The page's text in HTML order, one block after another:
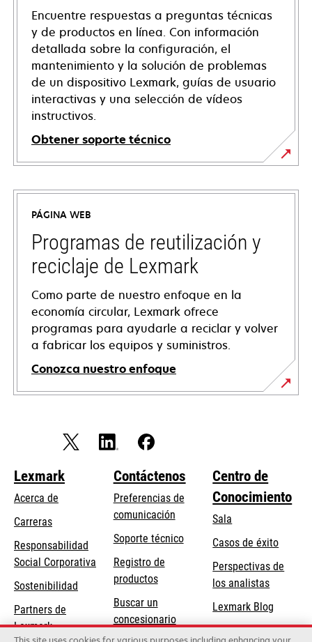
Encuentre respuestas a preguntas técnicas
y de productos en línea. Con información
detallada sobre la configuración, el
mantenimiento y la solución de problemas
de un dispositivo Lexmark, guías de usuario
interactivas y una selección de vídeos
instructivos.
Obtener soporte técnico
opens
in
new
tab
PÁGINA WEB
Programas de reutilización y
reciclaje de Lexmark
Como parte de nuestro enfoque en la
economía circular, Lexmark ofrece
programas para ayudarle a reciclar y volver
a fabricar los equipos y suministros.
Conozca nuestro enfoque
Lexmark
Acerca de
Carreras
Responsabilidad
Social Corporativa opens
new
tab
Sostenibilidad
Partners de
Lexmark
Contáctenos
Preferencias de
comunicación
Soporte técnicoopens
Registro de
productos
Buscar un
concesionario
Centro de
Conocimiento
Sala
Casos de éxito
Perspectivas de
los analistas
Lexmark Blog